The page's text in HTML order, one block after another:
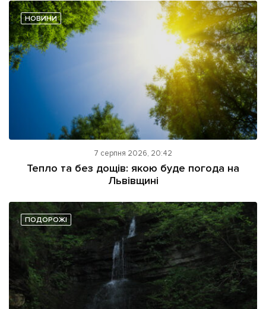
НОВИНИ
7 серпня 2026, 20:42
Тепло та без дощів: якою буде погода на
Львівщині
ПОДОРОЖІ